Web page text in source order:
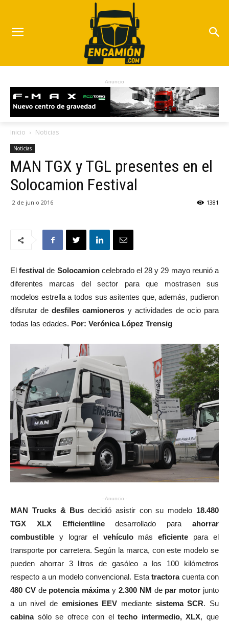
Anuncio
Inicio Noticias
Noticias
MAN TGX y TGL presentes en el
Solocamion Festival
2 de junio 2016 1381
Elfestivalde Solocamion celebrado el 28 y 29 mayo reunió a
diferentes marcas del sector para que mostrasen sus
modelos estrella a todos sus asitentes que, además, pudieron
difsrutar dedesfiles camioneros y actividades de ocio para
todas las edades. Por: Verónica López Trensig
- Anuncio -
MAN Trucks & Bus decidió asistir con su modelo 18.480
TGX XLX Efficientlinedesarrollado paraahorrar
combustible y lograr el vehículo máseficiente para el
transporte por carretera. Según la marca, con este modelo se
pueden ahorrar 3 litros de gasóleo a los 100 kilómetros
respecto a un modelo convencional. Esta tractora cuenta con
480 CV de potencia máximay 2.300 NM de par motor junto
a un nivel de emisiones EEV mediante sistema SCR. Su
cabina sólo se ofrece con eltecho intermedio, XLX, que